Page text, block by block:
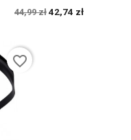
44,99 zł 42,74 zł
favorite_border